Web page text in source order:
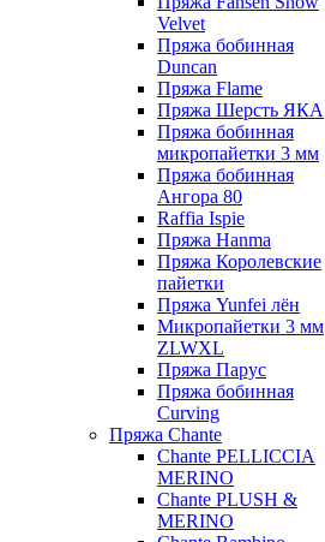
Velvet
Пряжа бобинная
Duncan
Пряжа Flame
Пряжа Шерсть ЯКА
Пряжа бобинная
микропайетки 3 мм
Пряжа бобинная
Ангора 80
Raffia Ispie
Пряжа Hanma
Пряжа Королевские
пайетки
Пряжа Yunfei лён
Микропайетки 3 мм
ZLWXL
Пряжа Парус
Пряжа бобинная
Curving
Пряжа Chante
Chante PELLICCIA
MERINO
Chante PLUSH &
MERINO